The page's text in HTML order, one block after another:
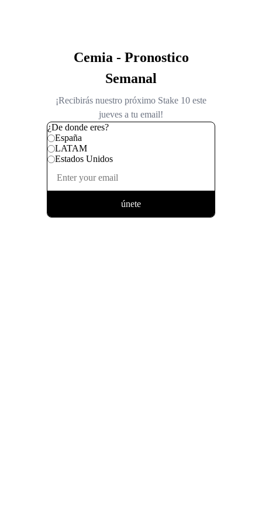
Cemia - Pronostico
Semanal
¡Recibirás nuestro próximo Stake 10 este
jueves a tu email!
¿De donde eres?
España
LATAM
Estados Unidos
únete